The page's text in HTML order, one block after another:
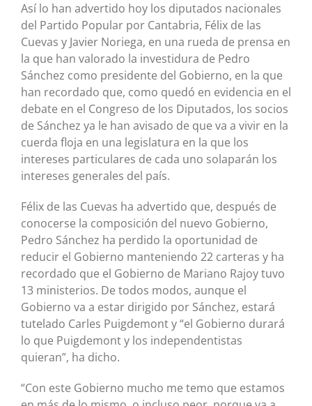
Así lo han advertido hoy los diputados nacionales
del Partido Popular por Cantabria, Félix de las
Cuevas y Javier Noriega, en una rueda de prensa en
la que han valorado la investidura de Pedro
Sánchez como presidente del Gobierno, en la que
han recordado que, como quedó en evidencia en el
debate en el Congreso de los Diputados, los socios
de Sánchez ya le han avisado de que va a vivir en la
cuerda floja en una legislatura en la que los
intereses particulares de cada uno solaparán los
intereses generales del país.
Félix de las Cuevas ha advertido que, después de
conocerse la composición del nuevo Gobierno,
Pedro Sánchez ha perdido la oportunidad de
reducir el Gobierno manteniendo 22 carteras y ha
recordado que el Gobierno de Mariano Rajoy tuvo
13 ministerios. De todos modos, aunque el
Gobierno va a estar dirigido por Sánchez, estará
tutelado Carles Puigdemont y “el Gobierno durará
lo que Puigdemont y los independentistas
quieran”, ha dicho.
“Con este Gobierno mucho me temo que estamos